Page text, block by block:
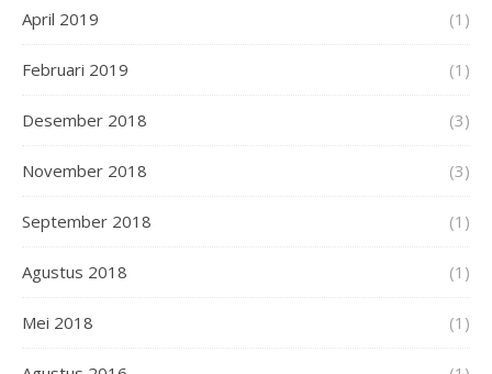
April 2019 (1)
Februari 2019 (1)
Desember 2018 (3)
November 2018 (3)
September 2018 (1)
Agustus 2018 (1)
Mei 2018 (1)